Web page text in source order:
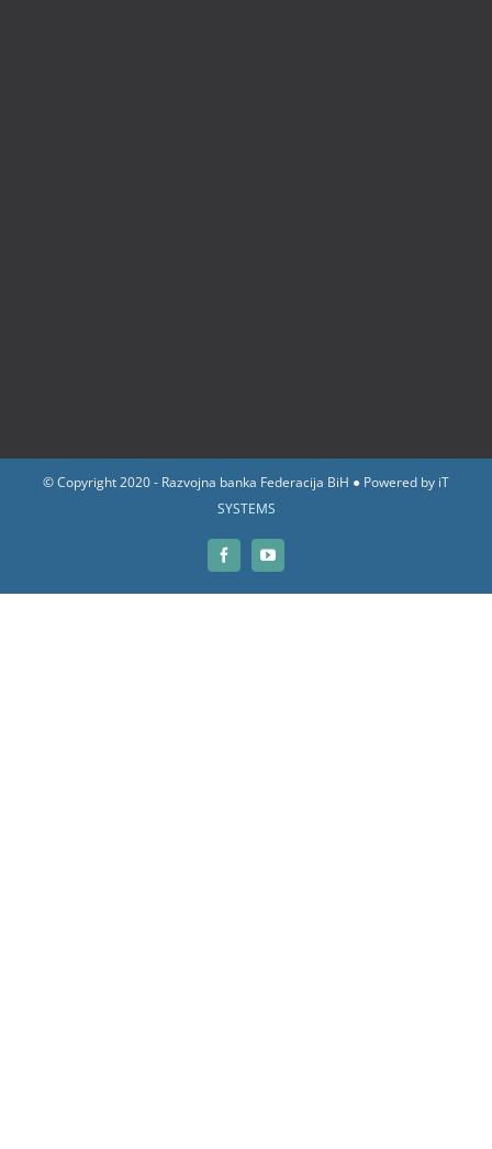
© Copyright 2020 - Razvojna banka Federacija BiH ● Powered by iT
SYSTEMS
FacebookYouTube